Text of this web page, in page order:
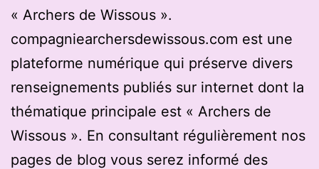
« Archers de Wissous ».
compagniearchersdewissous.com est une
plateforme numérique qui préserve divers
renseignements publiés sur internet dont la
thématique principale est « Archers de
Wissous ». En consultant régulièrement nos
pages de blog vous serez informé des